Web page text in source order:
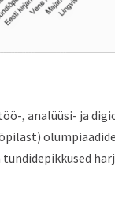
, analüüsi- ja